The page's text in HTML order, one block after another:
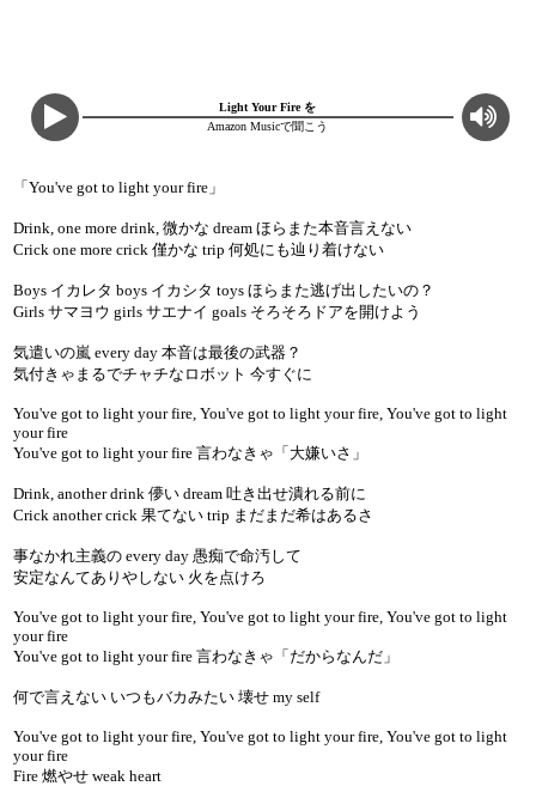
Light Your Fire を
Amazon Musicで聞こう
「You've got to light your fire」
Drink, one more drink, 微かな dream ほらまた本音言えない
Crick one more crick 僅かな trip 何処にも辿り着けない
Boys イカレタ boys イカシタ toys ほらまた逃げ出したいの？
Girls サマヨウ girls サエナイ goals そろそろドアを開けよう
気遣いの嵐 every day 本音は最後の武器？
気付きゃまるでチャチなロボット 今すぐに
You've got to light your fire, You've got to light your fire, You've got to light
your fire
You've got to light your fire 言わなきゃ「大嫌いさ」
Drink, another drink 儚い dream 吐き出せ潰れる前に
Crick another crick 果てない trip まだまだ希はあるさ
事なかれ主義の every day 愚痴で命汚して
安定なんてありやしない 火を点けろ
You've got to light your fire, You've got to light your fire, You've got to light
your fire
You've got to light your fire 言わなきゃ「だからなんだ」
何で言えない いつもバカみたい 壊せ my self
You've got to light your fire, You've got to light your fire, You've got to light
your fire
Fire 燃やせ weak heart